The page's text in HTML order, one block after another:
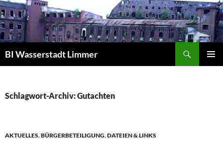
Zum
Inhalt
springen
BI Wasserstadt Limmer
Schlagwort-Archiv: Gutachten
AKTUELLES,BÜRGERBETEILIGUNG,DATEIEN & LINKS